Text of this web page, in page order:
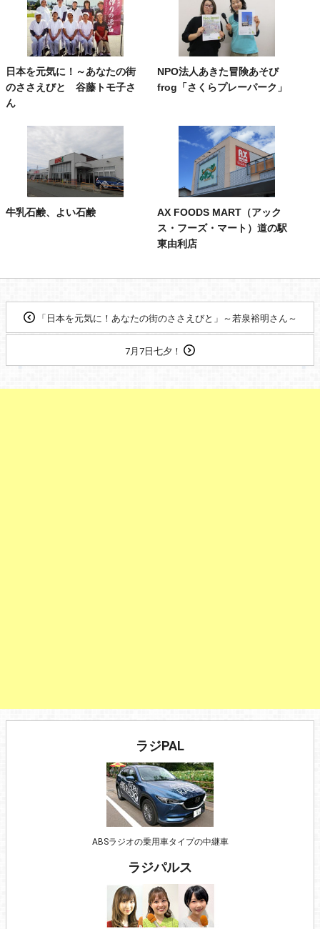
日本を元気に！～あなたの街
のささえびと 谷藤トモ子さ
ん
NPO法人あきた冒険あそび
frog「さくらプレーパーク」
牛乳石鹸、よい石鹸
AX FOODS MART（アック
ス・フーズ・マート）道の駅
東由利店
「日本を元気に！あなたの街のささえびと」～若泉裕明さん～
7月7日七夕！
ラジPAL
ABSラジオの乗用車タイプの中継車
ラジパルス